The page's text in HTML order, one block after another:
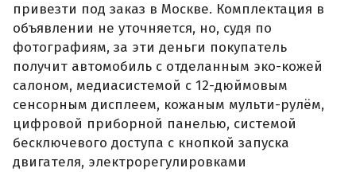
привезти под заказ в Москве. Комплектация в
объявлении не уточняется, но, судя по
фотографиям, за эти деньги покупатель
получит автомобиль с отделанным эко-кожей
салоном, медиасистемой с 12-дюймовым
сенсорным дисплеем, кожаным мульти-рулём,
цифровой приборной панелью, системой
бесключевого доступа с кнопкой запуска
двигателя, электрорегулировками